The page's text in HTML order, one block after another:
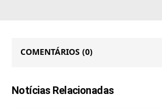
COMENTÁRIOS (0)
Notícias Relacionadas